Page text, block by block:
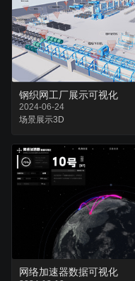
钢织网工厂展示可视化
2024-06-24
场景展示3D
网络加速器数据可视化